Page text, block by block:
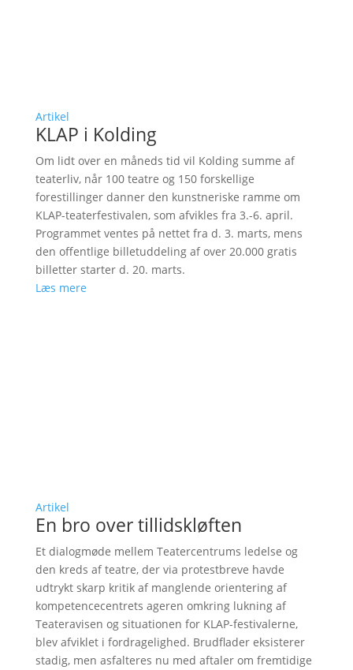
Artikel
KLAP i Kolding
Om lidt over en måneds tid vil Kolding summe af
teaterliv, når 100 teatre og 150 forskellige
forestillinger danner den kunstneriske ramme om
KLAP-teaterfestivalen, som afvikles fra 3.-6. april.
Programmet ventes på nettet fra d. 3. marts, mens
den offentlige billetuddeling af over 20.000 gratis
billetter starter d. 20. marts.
Læs mere
Artikel
En bro over tillidskløften
Et dialogmøde mellem Teatercentrums ledelse og
den kreds af teatre, der via protestbreve havde
udtrykt skarp kritik af manglende orientering af
kompetencecentrets ageren omkring lukning af
Teateravisen og situationen for KLAP-festivalerne,
blev afviklet i fordragelighed. Brudflader eksisterer
stadig, men asfalteres nu med aftaler om fremtidige